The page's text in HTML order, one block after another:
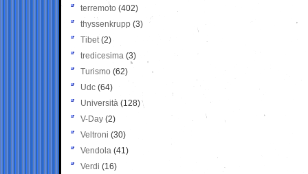
terremoto (402)
thyssenkrupp (3)
Tibet(2)
tredicesima (3)
Turismo (62)
Udc (64)
Università (128)
V-Day (2)
Veltroni (30)
Vendola (41)
Verdi (16)